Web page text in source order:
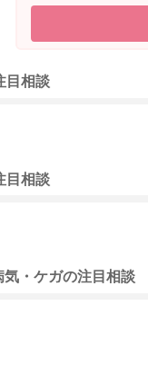
目相談
目相談
気・ケガの注目相談